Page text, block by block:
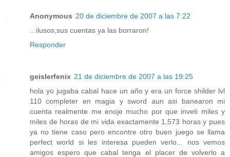
Anonymous 20 de diciembre de 2007 a las 7:22
...ilusos,sus cuentas ya las borraron!
Responder
geislerfenix 21 de diciembre de 2007 a las 19:25
hola yo jugaba cabal hace un año y era un force shilder lvl
110 completer en magia y sword aun asi banearon mi
cuenta realmente me enoje mucho por que inveti miles y
miles de horas de mi vida exactamente 1,573 horas y pues
ya no tiene caso pero encontre otro buen juego se llama
perfect world si les interesa pueden verlo... nos vemos
amigos espero que cabal tenga el placer de volverlo a